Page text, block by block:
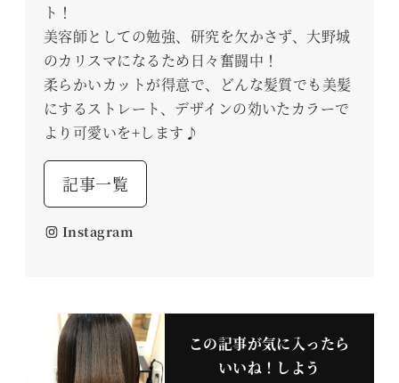
ト！
美容師としての勉強、研究を欠かさず、大野城
のカリスマになるため日々奮闘中！
柔らかいカットが得意で、どんな髪質でも美髪
にするストレート、デザインの効いたカラーで
より可愛いを+します♪
記事一覧
Instagram
この記事が気に入ったら
いいね！しよう